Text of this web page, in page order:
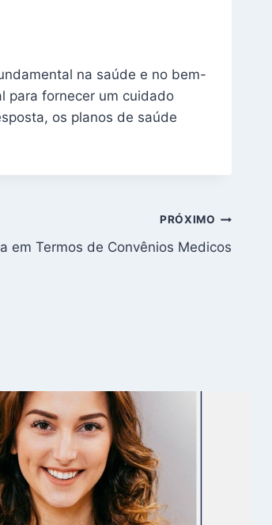
na saúde e no bem-
para fornecer um cuidado
os planos de saúde
PRÓXIMO
em Termos de Convênios Medicos